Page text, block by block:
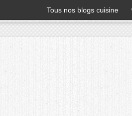
Tous nos blogs cuisine